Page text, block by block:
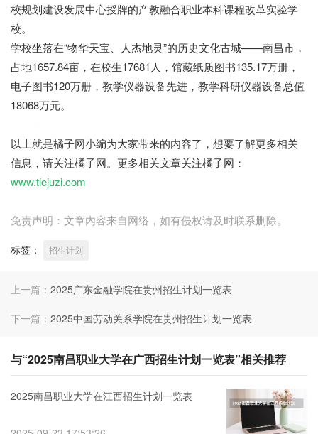
校规划建设发展中心授牌的产教融合职业本科课程改革实验学
校。
学校坐落在“物华天宝、人杰地灵”的历史文化古城——南昌市，
占地1657.84亩，在校生17681人，馆藏纸质图书135.17万册，
电子图书120万册，教学仪器设备先进，教学科研仪器设备总值
18068万元。
以上就是橘子网小编为大家带来的内容了，想要了解更多相关
信息，请关注橘子网。更多相关文章关注橘子网：
www.tiejuzi.com
免责声明：文章内容来自网络，如有侵权请及时联系删除。
标签： 招生计划
上一篇： 2025广东金融学院在贵州招生计划一览表
下一篇： 2025中国劳动关系学院在贵州招生计划一览表
与“2025南昌职业大学在广西招生计划一览表”相关推荐
2025南昌职业大学在江西招生计划一览表